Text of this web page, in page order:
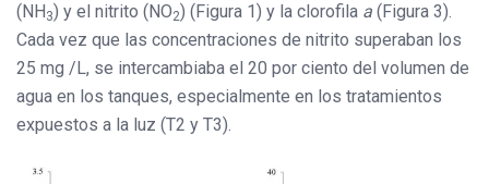
(NH 3) y el nitrito (NO2) (Figura 1) y la clorofila a (Figura 3).
Cada vez que las concentraciones de nitrito superaban los
25 mg /L, se intercambiaba el 20 por ciento del volumen de
agua en los tanques, especialmente en los tratamientos
expuestos a la luz (T2 y T3).